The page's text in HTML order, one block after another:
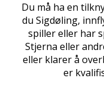
Du må ha en
du Sigdøling,
spiller eller har
Stjerna eller
eller klarer å
er